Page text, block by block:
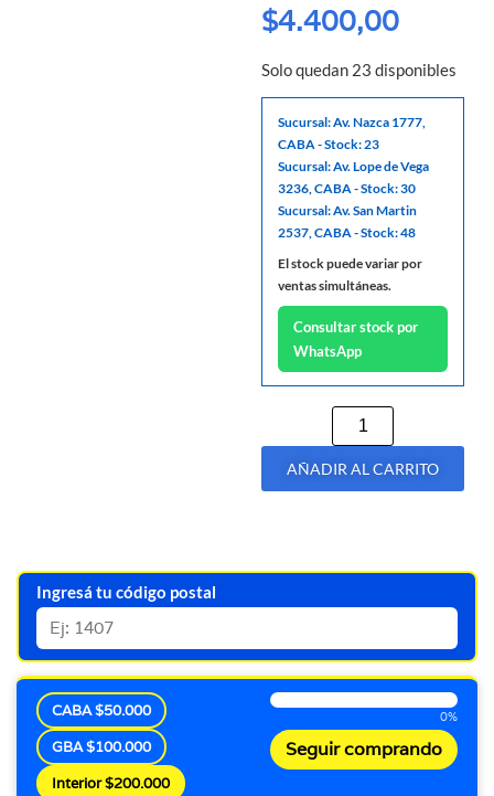
$4.400,00
Solo quedan 23 disponibles
Sucursal: Av. Nazca 1777,
CABA - Stock: 23
Sucursal: Av. Lope de Vega
3236, CABA - Stock: 30
Sucursal: Av. San Martin
2537, CABA - Stock: 48
El stock puede variar por
ventas simultáneas.
Consultar stock por
WhatsApp
AÑADIR AL CARRITO
Ingresá tu código postal
CABA $50.000
GBA $100.000
Interior $200.000
0%
Seguir comprando